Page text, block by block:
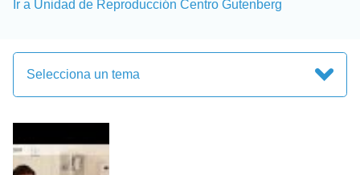
Ir a Unidad de Reproducción Centro Gutenberg
Selecciona un tema